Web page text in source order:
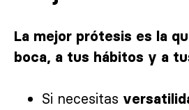
La mejor prótesis es la
boca, a tus hábitos y a
Si necesitas